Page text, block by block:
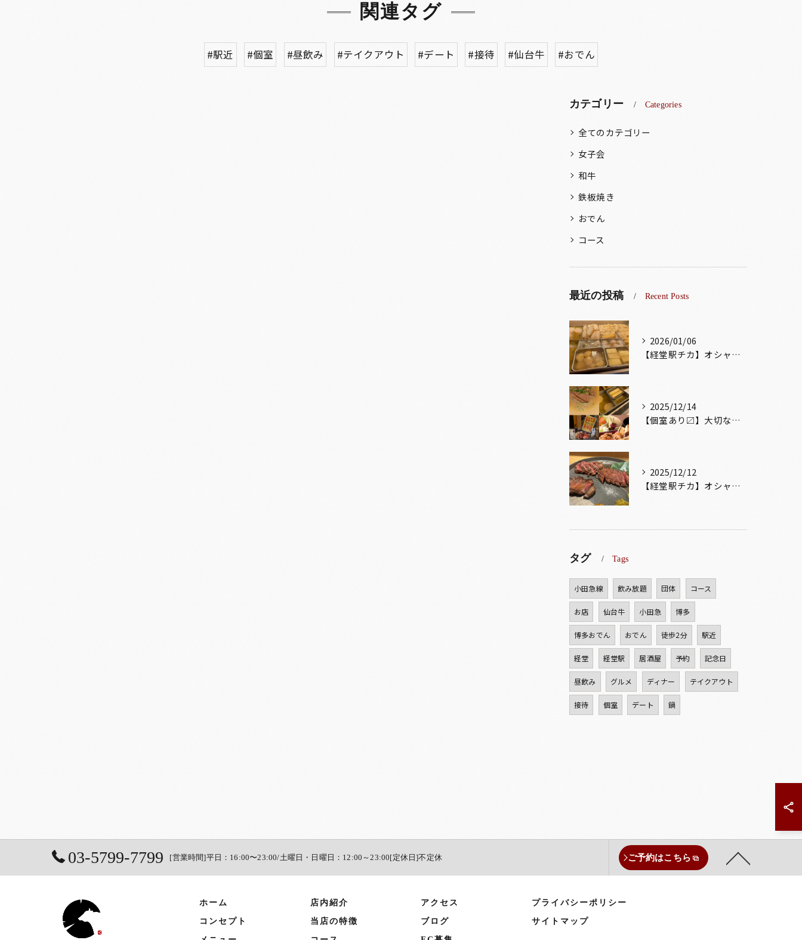
関連タグ
#駅近 #個室 #昼飲み #テイクアウト #デート #接待 #仙台牛 #おでん
カテゴリー Categories
全てのカテゴリー
女子会
和牛
鉄板焼き
おでん
コース
最近の投稿 Recent Posts
2026/01/06
【経堂駅チカ】オシャレ居酒屋🏮出汁が美味しいおでんがオススメ...
2025/12/14
【個室あり〼】大切な記念日、お祝い事でのご来店ぜひお待ちして...
2025/12/12
【経堂駅チカ】オシャレ居酒屋🏮自慢のお肉が楽しめる🐃お得なコ...
タグ Tags
小田急線 飲み放題 団体 コース
お店 仙台牛 小田急 博多
博多おでん おでん 徒歩2分 駅近
経堂 経堂駅 居酒屋 予約 記念日
昼飲み グルメ ディナー テイクアウト
接待 個室 デート 鍋
03-5799-7799 [営業時間]平日：16:00〜23:00/土曜日・日曜日：12:00～23:00[定休日]不定休 ご予約はこちら
ホーム
コンセプト
店内紹介
当店の特徴
アクセス
ブログ
プライバシーポリシー
サイトマップ